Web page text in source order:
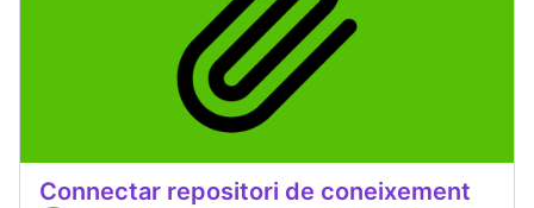
Connectar repositori de coneixement